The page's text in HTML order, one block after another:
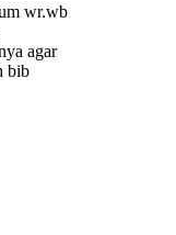
wr.wb
agar
bib